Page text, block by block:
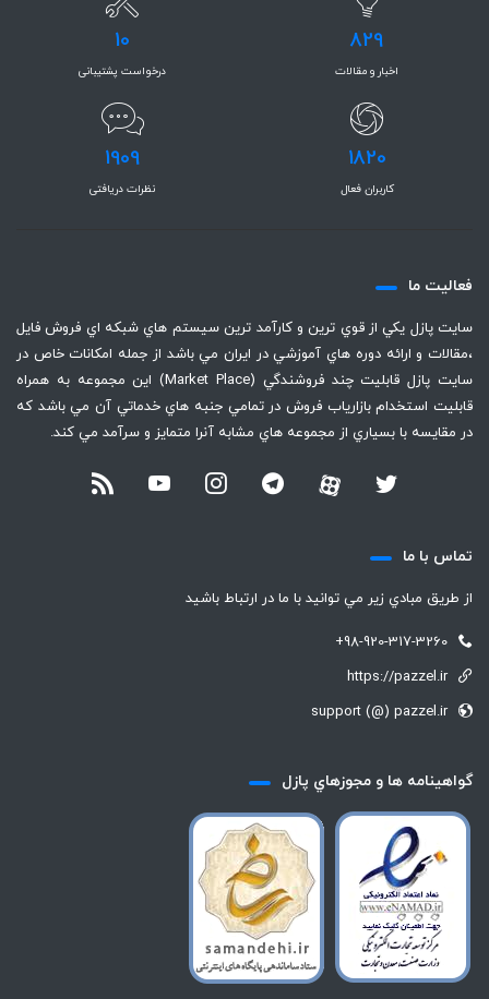
829
اخبار و مقالات
10
درخواست پشتیبانی
1820
کاربران فعال
1909
نظرات دریافتی
فعاليت ما
سايت پازل يكي از قوي ترين و كارآمد ترين سيستم هاي شبكه اي فروش فايل
،‌مقالات و ارائه دوره هاي آموزشي در ايران مي باشد از جمله امكانات خاص در
سايت پازل قابليت چند فروشندگي (Market Place) اين مجموعه به همراه
قابليت استخدام بازارياب فروش در تمامي جنبه هاي خدماتي آن مي باشد كه
در مقايسه با بسياري از مجموعه هاي مشابه آنرا متمايز و سرآمد مي كند.
تماس با ما
از طريق مبادي زير مي توانيد با ما در ارتباط باشيد
+98-920-317-3260
https://pazzel.ir
support (@) pazzel.ir
گواهينامه ها و مجوزهاي پازل